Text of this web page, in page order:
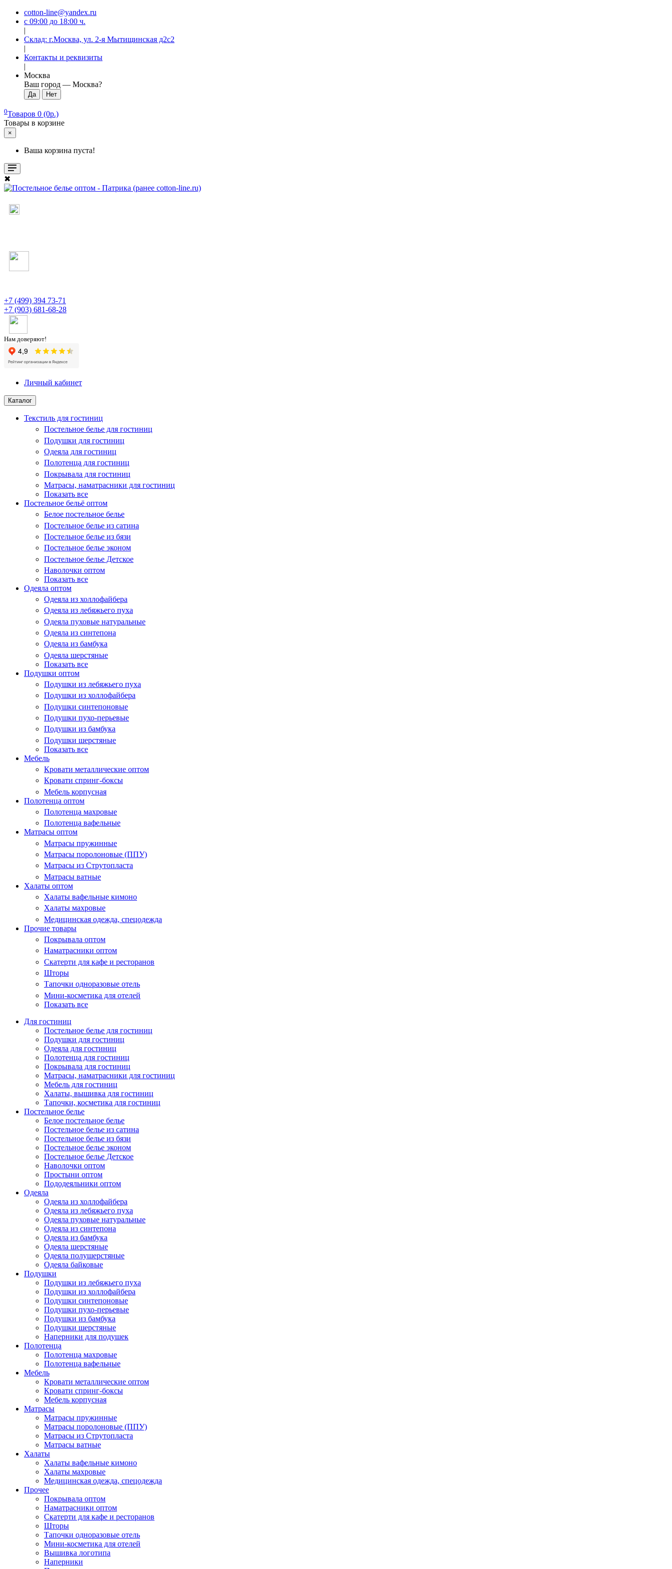
cotton-line@yandex.ru
с 09:00 до 18:00 ч.
|
Склад: г.Москва, ул. 2-я Мытищинская д2с2
|
Контакты и реквизиты
|
Москва
Ваш город — Москва?
0Товаров 0 (0р.)
Товары в корзине
×
Ваша корзина пуста!
✖
+7 (499) 394 73-71
+7 (903) 681-68-28
Нам доверяют!
Личный кабинет
Каталог
Текстиль для гостиниц
Постельное белье для гостиниц
Подушки для гостиниц
Одеяла для гостиниц
Полотенца для гостиниц
Покрывала для гостиниц
Матрасы, наматрасники для гостиниц
Показать все
Постельное бельё оптом
Белое постельное белье
Постельное белье из сатина
Постельное белье из бязи
Постельное белье эконом
Постельное белье Детское
Наволочки оптом
Показать все
Одеяла оптом
Одеяла из холлофайбера
Одеяла из лебяжьего пуха
Одеяла пуховые натуральные
Одеяла из синтепона
Одеяла из бамбука
Одеяла шерстяные
Показать все
Подушки оптом
Подушки из лебяжьего пуха
Подушки из холлофайбера
Подушки синтепоновые
Подушки пухо-перьевые
Подушки из бамбука
Подушки шерстяные
Показать все
Мебель
Кровати металлические оптом
Кровати спринг-боксы
Мебель корпусная
Полотенца оптом
Полотенца махровые
Полотенца вафельные
Матрасы оптом
Матрасы пружинные
Матрасы поролоновые (ППУ)
Матрасы из Струтопласта
Матрасы ватные
Халаты оптом
Халаты вафельные кимоно
Халаты махровые
Медицинская одежда, спецодежда
Прочие товары
Покрывала оптом
Наматрасники оптом
Скатерти для кафе и ресторанов
Шторы
Тапочки одноразовые отель
Мини-косметика для отелей
Показать все
Для гостиниц
Постельное белье для гостиниц
Подушки для гостиниц
Одеяла для гостиниц
Полотенца для гостиниц
Покрывала для гостиниц
Матрасы, наматрасники для гостиниц
Мебель для гостиниц
Халаты, вышивка для гостиниц
Тапочки, косметика для гостиниц
Постельное белье
Белое постельное белье
Постельное белье из сатина
Постельное белье из бязи
Постельное белье эконом
Постельное белье Детское
Наволочки оптом
Простыни оптом
Пододеяльники оптом
Одеяла
Одеяла из холлофайбера
Одеяла из лебяжьего пуха
Одеяла пуховые натуральные
Одеяла из синтепона
Одеяла из бамбука
Одеяла шерстяные
Одеяла полушерстяные
Одеяла байковые
Подушки
Подушки из лебяжьего пуха
Подушки из холлофайбера
Подушки синтепоновые
Подушки пухо-перьевые
Подушки из бамбука
Подушки шерстяные
Наперники для подушек
Полотенца
Полотенца махровые
Полотенца вафельные
Мебель
Кровати металлические оптом
Кровати спринг-боксы
Мебель корпусная
Матрасы
Матрасы пружинные
Матрасы поролоновые (ППУ)
Матрасы из Струтопласта
Матрасы ватные
Халаты
Халаты вафельные кимоно
Халаты махровые
Медицинская одежда, спецодежда
Прочее
Покрывала оптом
Наматрасники оптом
Скатерти для кафе и ресторанов
Шторы
Тапочки одноразовые отель
Мини-косметика для отелей
Вышивка логотипа
Наперники